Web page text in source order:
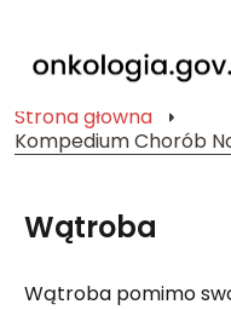
Strona główna
Profilaktyka
Strona główna
Kompedium Chorób
Wątroba
Wątroba pomimo